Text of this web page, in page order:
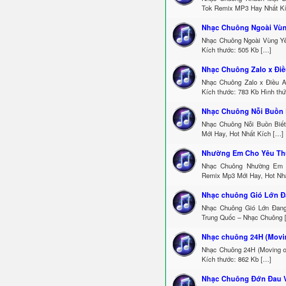
Tok Remix MP3 Hay Nhất
Nhạc Chuông Ngoài
Nhạc Chuông Ngoài Vùng
Kích thước: 505 Kb […]
Nhạc Chuông Zalo x
Nhạc Chuông Zalo x Điều
Kích thước: 783 Kb Hình
Nhạc Chuông Nỗi
Nhạc Chuông Nỗi Buồn
Mới Hay, Hot Nhất Kích […]
Nhường Em Cho Yêu
Nhạc Chuông Nhường
Remix Mp3 Mới Hay, Hot
Nhạc chuông Gió Lớn
Nhạc Chuông Gió Lớn
Trung Quốc – Nhạc
Nhạc chuông 24H
Nhạc Chuông 24H (Moving
Kích thước: 862 Kb […]
Nhạc Chuông Đớn Đau